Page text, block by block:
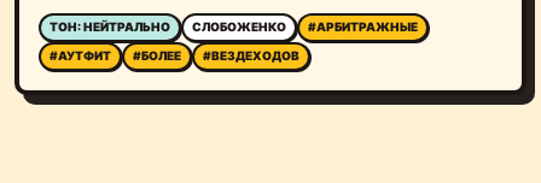
ТОН: НЕЙТРАЛЬНО СЛОБОЖЕНКО
#АРБИТРАЖНЫЕ
#АУТФИТ
#БОЛЕЕ #ВЕЗДЕХОДОВ